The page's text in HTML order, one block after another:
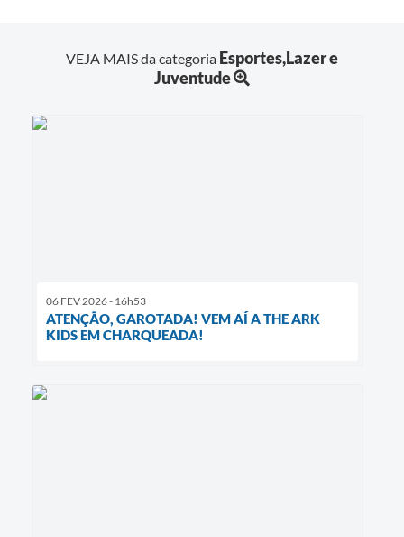
VEJA MAIS da categoria Esportes,Lazer e
Juventude
06 FEV 2026 - 16h53
ATENÇÃO, GAROTADA! VEM AÍ A THE ARK
KIDS EM CHARQUEADA!